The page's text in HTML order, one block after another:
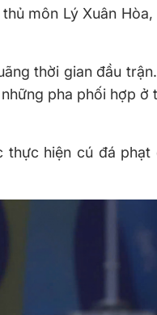
môn Lý Xuân
thời gian đầu
pha phối hợp ở
thực hiện cú đá phạt